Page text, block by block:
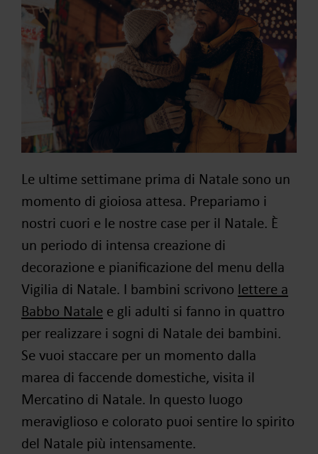
Le ultime settimane prima di Natale sono un
momento di gioiosa attesa. Prepariamo i
nostri cuori e le nostre case per il Natale. È
un periodo di intensa creazione di
decorazione e pianificazione del menu della
Vigilia di Natale. I bambini scrivono lettere a
Babbo Natale e gli adulti si fanno in quattro
per realizzare i sogni di Natale dei bambini.
Se vuoi staccare per un momento dalla
marea di faccende domestiche, visita il
Mercatino di Natale. In questo luogo
meraviglioso e colorato puoi sentire lo spirito
del Natale più intensamente.